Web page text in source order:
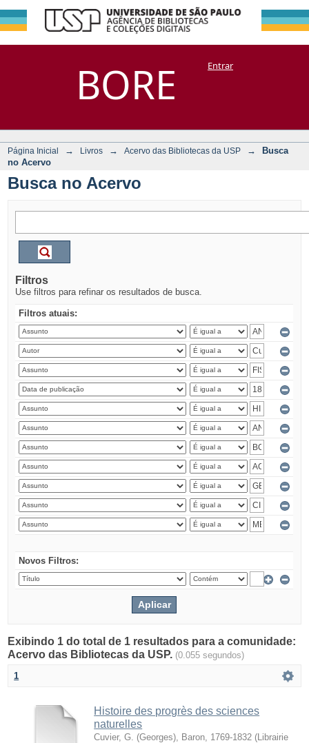
BORE
Busca no Acervo
DSpace/Manakin + CoriscoEntrar
Página Inicial → Livros → Acervo das Bibliotecas da USP →
Busca
no Acervo
Busca no Acervo
Filtros
Use filtros para refinar os resultados de busca.
Filtros atuais:
Novos Filtros:
Exibindo 1 do total de 1 resultados para a comunidade:
Acervo das Bibliotecas da USP. (0.055 segundos)
1
Histoire des progrès des sciences
naturelles
Cuvier, G. (Georges), Baron, 1769-1832 ( Librairie